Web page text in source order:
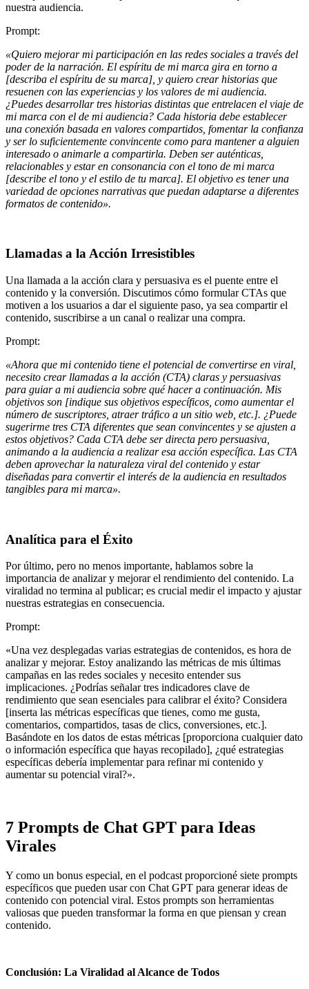
nuestra audiencia.
Prompt:
«Quiero mejorar mi participación en las redes sociales a través del
poder de la narración. El espíritu de mi marca gira en torno a
[describa el espíritu de su marca], y quiero crear historias que
resuenen con las experiencias y los valores de mi audiencia.
¿Puedes desarrollar tres historias distintas que entrelacen el viaje de
mi marca con el de mi audiencia? Cada historia debe establecer
una conexión basada en valores compartidos, fomentar la confianza
y ser lo suficientemente convincente como para mantener a alguien
interesado o animarle a compartirla. Deben ser auténticas,
relacionables y estar en consonancia con el tono de mi marca
[describe el tono y el estilo de tu marca]. El objetivo es tener una
variedad de opciones narrativas que puedan adaptarse a diferentes
formatos de contenido».
Llamadas a la Acción Irresistibles
Una llamada a la acción clara y persuasiva es el puente entre el
contenido y la conversión. Discutimos cómo formular CTAs que
motiven a los usuarios a dar el siguiente paso, ya sea compartir el
contenido, suscribirse a un canal o realizar una compra.
Prompt:
«Ahora que mi contenido tiene el potencial de convertirse en viral,
necesito crear llamadas a la acción (CTA) claras y persuasivas
para guiar a mi audiencia sobre qué hacer a continuación. Mis
objetivos son [indique sus objetivos específicos, como aumentar el
número de suscriptores, atraer tráfico a un sitio web, etc.]. ¿Puede
sugerirme tres CTA diferentes que sean convincentes y se ajusten a
estos objetivos? Cada CTA debe ser directa pero persuasiva,
animando a la audiencia a realizar esa acción específica. Las CTA
deben aprovechar la naturaleza viral del contenido y estar
diseñadas para convertir el interés de la audiencia en resultados
tangibles para mi marca».
Analítica para el Éxito
Por último, pero no menos importante, hablamos sobre la
importancia de analizar y mejorar el rendimiento del contenido. La
viralidad no termina al publicar; es crucial medir el impacto y ajustar
nuestras estrategias en consecuencia.
Prompt:
«Una vez desplegadas varias estrategias de contenidos, es hora de
analizar y mejorar. Estoy analizando las métricas de mis últimas
campañas en las redes sociales y necesito entender sus
implicaciones. ¿Podrías señalar tres indicadores clave de
rendimiento que sean esenciales para calibrar el éxito? Considera
[inserta las métricas específicas que tienes, como me gusta,
comentarios, compartidos, tasas de clics, conversiones, etc.].
Basándote en los datos de estas métricas [proporciona cualquier dato
o información específica que hayas recopilado], ¿qué estrategias
específicas debería implementar para refinar mi contenido y
aumentar su potencial viral?».
7 Prompts de Chat GPT para Ideas
Virales
Y como un bonus especial, en el podcast proporcioné siete prompts
específicos que pueden usar con Chat GPT para generar ideas de
contenido con potencial viral. Estos prompts son herramientas
valiosas que pueden transformar la forma en que piensan y crean
contenido.
Conclusión: La Viralidad al Alcance de Todos